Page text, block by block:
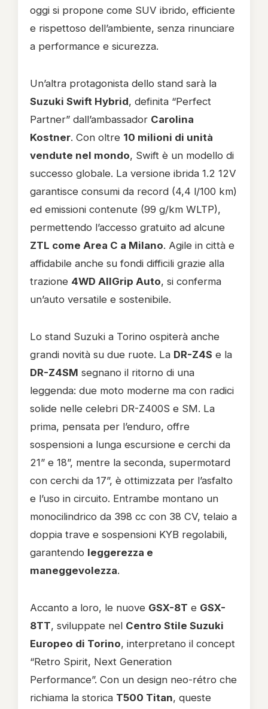
oggi si propone come SUV ibrido, efficiente
e rispettoso dell’ambiente, senza rinunciare
a performance e sicurezza.
Un’altra protagonista dello stand sarà la
Suzuki Swift Hybrid, definita “Perfect
Partner” dall’ambassador Carolina
Kostner. Con oltre 10 milioni di unità
vendute nel mondo, Swift è un modello di
successo globale. La versione ibrida 1.2 12V
garantisce consumi da record (4,4 l/100 km)
ed emissioni contenute (99 g/km WLTP),
permettendo l’accesso gratuito ad alcune
ZTL come Area C a Milano. Agile in città e
affidabile anche su fondi difficili grazie alla
trazione 4WD AllGrip Auto, si conferma
un’auto versatile e sostenibile.
Lo stand Suzuki a Torino ospiterà anche
grandi novità su due ruote. La DR-Z4S e la
DR-Z4SM segnano il ritorno di una
leggenda: due moto moderne ma con radici
solide nelle celebri DR-Z400S e SM. La
prima, pensata per l’enduro, offre
sospensioni a lunga escursione e cerchi da
21” e 18”, mentre la seconda, supermotard
con cerchi da 17”, è ottimizzata per l’asfalto
e l’uso in circuito. Entrambe montano un
monocilindrico da 398 cc con 38 CV, telaio a
doppia trave e sospensioni KYB regolabili,
garantendo leggerezza e
maneggevolezza.
Accanto a loro, le nuove GSX-8T e GSX-
8TT, sviluppate nel Centro Stile Suzuki
Europeo di Torino, interpretano il concept
“Retro Spirit, Next Generation
Performance”. Con un design neo-rétro che
richiama la storica T500 Titan, queste